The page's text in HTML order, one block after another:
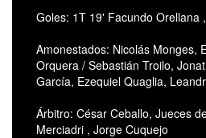
Goles: 1T 19' Facundo Orellana
Amonestados: Nicolás Monges,
Orquera / Sebastián Troilo,
García, Ezequiel Quaglia,
Árbitro: César Ceballo, Jueces
Merciadri , Jorge Cuquejo